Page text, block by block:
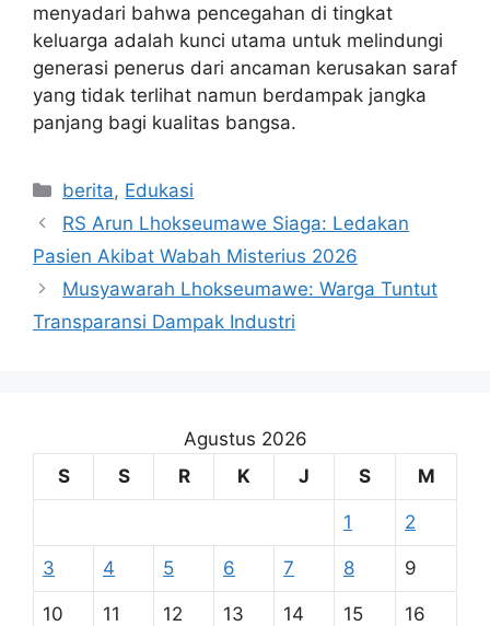
menyadari bahwa pencegahan di tingkat
keluarga adalah kunci utama untuk melindungi
generasi penerus dari ancaman kerusakan saraf
yang tidak terlihat namun berdampak jangka
panjang bagi kualitas bangsa.
Kategori
berita, Edukasi
RS Arun Lhokseumawe Siaga: Ledakan
Pasien Akibat Wabah Misterius 2026
Musyawarah Lhokseumawe: Warga Tuntut
Transparansi Dampak Industri
Agustus 2026
S
S R K J S M
1 2
3 4 5 6 7 8 9
10 11 12 13 14 15 16